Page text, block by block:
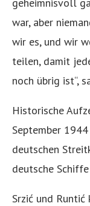
war, aber
wir es, und wir
teilen, damit
noch übrig ist“,
Historische
September
deutschen
deutsche
Srzić und